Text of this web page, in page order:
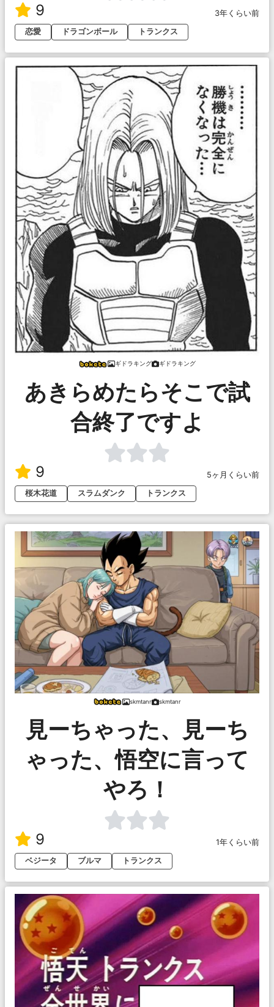
9
3年くらい前
恋愛
ドラゴンボール トランクス
ギドラキング ギドラキング
あきらめたらそこで試
合終了ですよ
9
5ヶ月くらい前
桜木花道
スラムダンク トランクス
skmtanr skmtanr
見ーちゃった、見ーち
ゃった、悟空に言って
やろ！
9
1年くらい前
ベジータ
ブルマ トランクス